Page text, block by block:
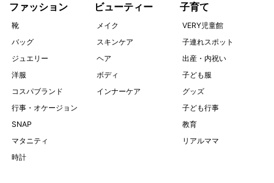
ファッション
靴
バッグ
ジュエリー
洋服
コスパブランド
行事・オケージョン
SNAP
マタニティ
時計
ビューティー
メイク
スキンケア
ヘア
ボディ
インナーケア
子育て
VERY児童館
子連れスポット
出産・内祝い
子ども服
グッズ
子ども行事
教育
リアルママ